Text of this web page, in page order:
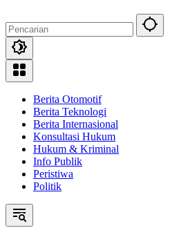
Berita Otomotif
Berita Teknologi
Berita Internasional
Konsultasi Hukum
Hukum & Kriminal
Info Publik
Peristiwa
Politik